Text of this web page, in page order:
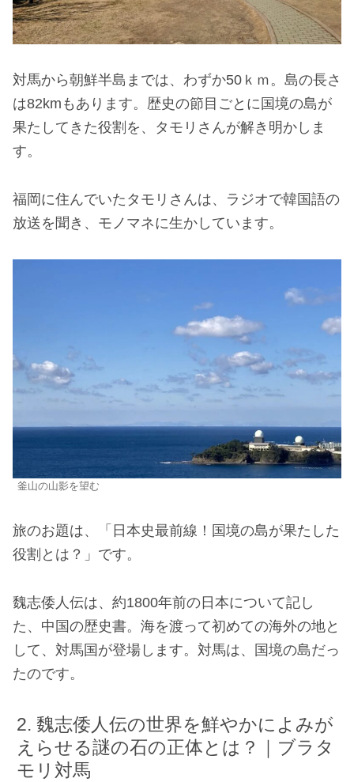
対馬から朝鮮半島までは、わずか50ｋｍ。島の長さ
は82kmもあります。歴史の節目ごとに国境の島が
果たしてきた役割を、タモリさんが解き明かしま
す。
福岡に住んでいたタモリさんは、ラジオで韓国語の
放送を聞き、モノマネに生かしています。
釜山の山影を望む
旅のお題は、「日本史最前線！国境の島が果たした
役割とは？」です。
魏志倭人伝は、約1800年前の日本について記し
た、中国の歴史書。海を渡って初めての海外の地と
して、対馬国が登場します。対馬は、国境の島だっ
たのです。
魏志倭人伝の世界を鮮やかによみが
えらせる謎の石の正体とは？｜ブラタ
モリ対馬